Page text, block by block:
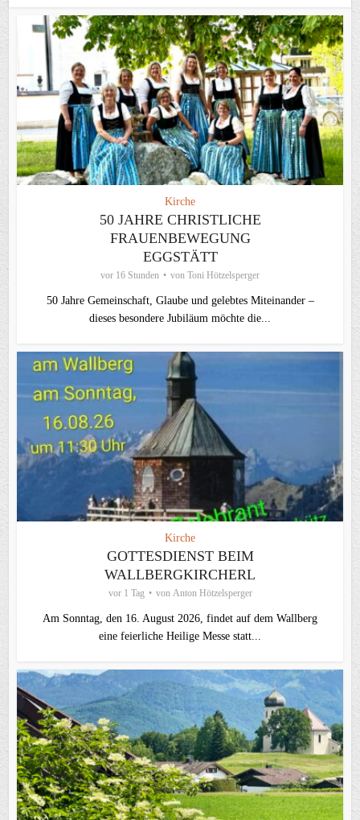
Kirche
50 JAHRE CHRISTLICHE
FRAUENBEWEGUNG
EGGSTÄTT
vor 16 Stunden von Toni Hötzelsperger
50 Jahre Gemeinschaft, Glaube und gelebtes Miteinander –
dieses besondere Jubiläum möchte die...
Kirche
GOTTESDIENST BEIM
WALLBERGKIRCHERL
vor 1 Tag von Anton Hötzelsperger
Am Sonntag, den 16. August 2026, findet auf dem Wallberg
eine feierliche Heilige Messe statt...